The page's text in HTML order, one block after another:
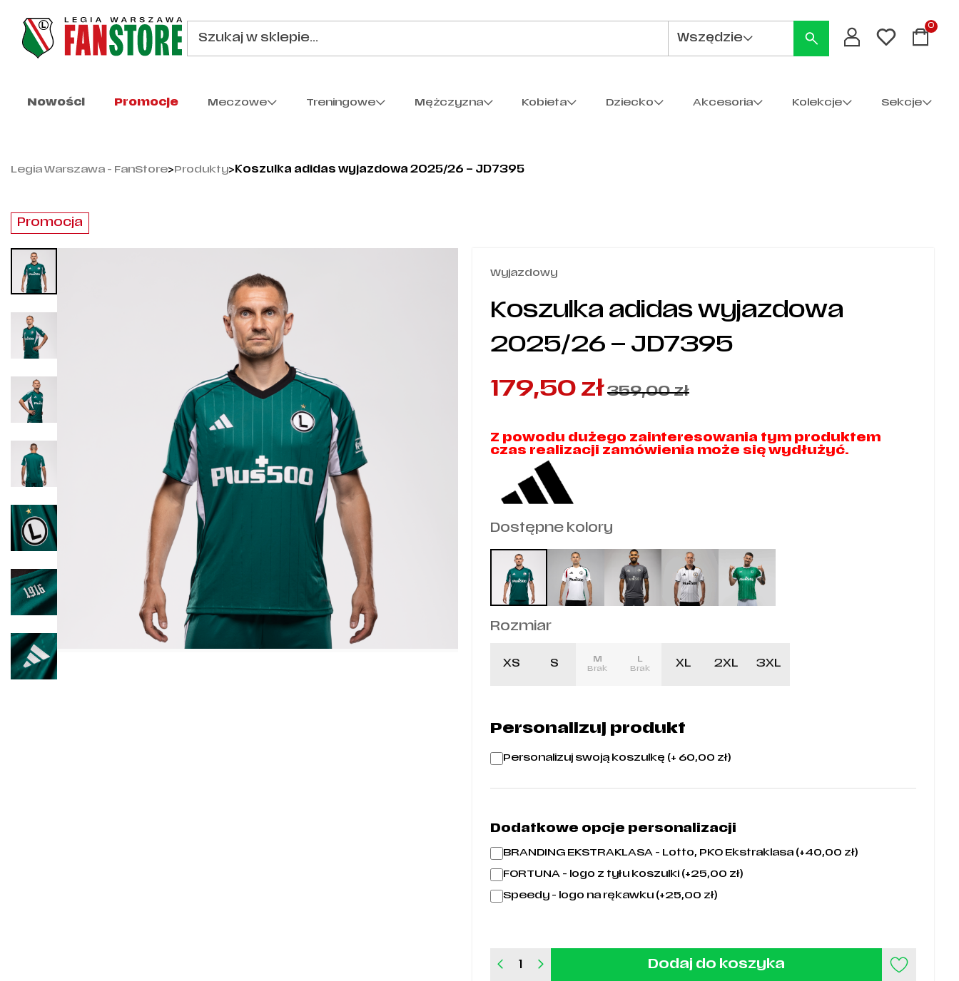
Wszędzie
0
Nowości Promocje Meczowe Treningowe Mężczyzna Kobieta Dziecko Akcesoria Kolekcje Sekcje
Legia Warszawa - FanStore>Produkty>Koszulka adidas wyjazdowa 2025/26 – JD7395
Promocja
Wyjazdowy
Koszulka adidas wyjazdowa
2025/26 – JD7395
179,50 zł 359,00zł
Z powodu dużego zainteresowania tym produktem
czas realizacji zamówienia może się wydłużyć.
Dostępne kolory
Rozmiar
XS S M
Brak
L
Brak XL 2XL 3XL
Personalizuj produkt
Personalizuj swoją koszulkę (+ 60,00 zł)
Dodatkowe opcje personalizacji
BRANDING EKSTRAKLASA - Lotto, PKO Ekstraklasa (+40,00 zł)
FORTUNA - logo z tyłu koszulki (+25,00 zł)
Speedy - logo na rękawku (+25,00 zł)
ilość
Dodaj do koszyka